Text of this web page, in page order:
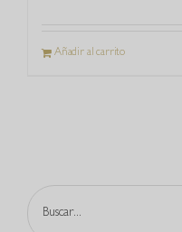
Añadir al carrito
Buscar